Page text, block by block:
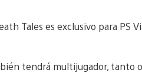
Tales es exclusivo para PS
tendrá multijugador, tanto